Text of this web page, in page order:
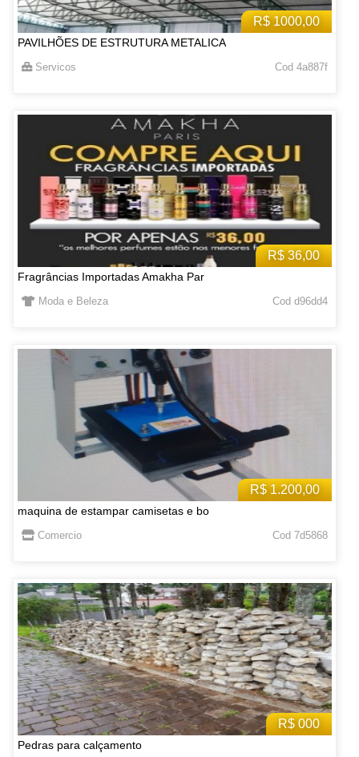
R$ 1000,00
PAVILHÕES DE ESTRUTURA METALICA
Servicos Cod 4a887f
R$ 36,00
Fragrâncias Importadas Amakha Par
Moda e Beleza Cod d96dd4
R$ 1.200,00
maquina de estampar camisetas e bo
Comercio Cod 7d5868
R$ 000
Pedras para calçamento